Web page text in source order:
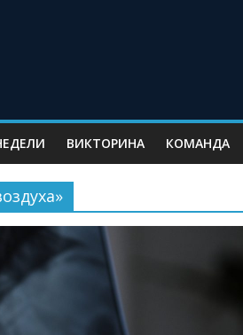
ВИКТОРИНА КОМАНДА